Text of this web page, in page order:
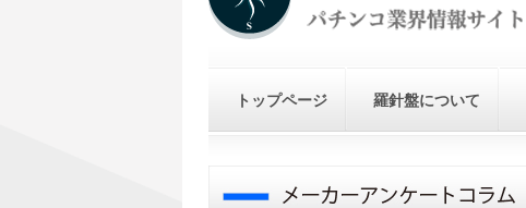
トップページ 羅針盤について